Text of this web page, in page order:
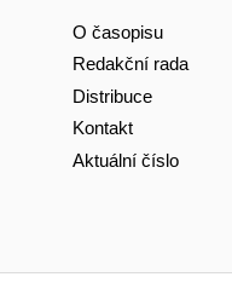
O časopisu
Redakční rada
Distribuce
Kontakt
Aktuální číslo